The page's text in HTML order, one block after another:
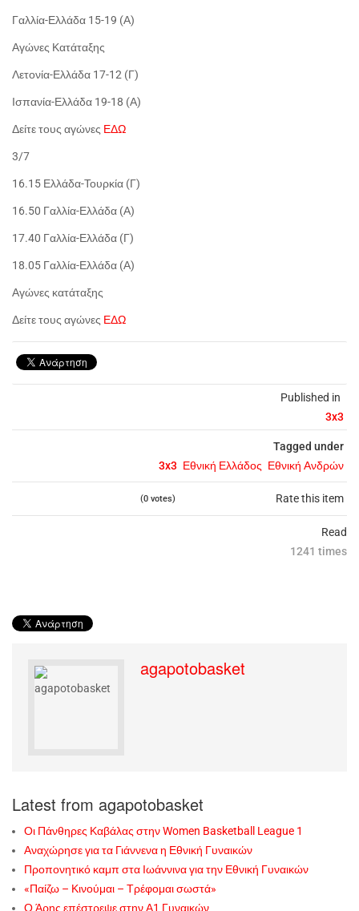
Published in
3x3
Tagged under
3x3 Εθνική Ελλάδος Εθνική Ανδρών
Rate this item
(0 votes)
Read
1241 times
Γαλλία-Ελλάδα 15-19 (Α)
Αγώνες Κατάταξης
Λετονία-Ελλάδα 17-12 (Γ)
Ισπανία-Ελλάδα 19-18 (Α)
Δείτε τους αγώνες ΕΔΩ
3/7
16.15 Ελλάδα-Τουρκία (Γ)
16.50 Γαλλία-Ελλάδα (Α)
17.40 Γαλλία-Ελλάδα (Γ)
18.05 Γαλλία-Ελλάδα (Α)
Αγώνες κατάταξης
Δείτε τους αγώνες ΕΔΩ
agapotobasket
Latest from agapotobasket
Οι Πάνθηρες Καβάλας στην Women Basketball League 1
Αναχώρησε για τα Γιάννενα η Εθνική Γυναικών
Προπονητικό καμπ στα Ιωάννινα για την Εθνική Γυναικών
«Παίζω – Κινούμαι – Τρέφομαι σωστά»
Ο Άρης επέστρεψε στην Α1 Γυναικών